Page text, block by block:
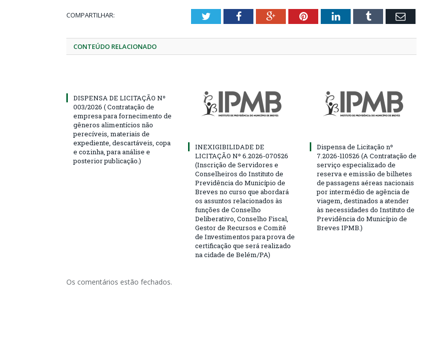
COMPARTILHAR: TwitterFacebookGoogle+PinterestLinkedInTumblr Email
CONTEÚDO RELACIONADO
DISPENSA DE LICITAÇÃO Nº
003/2026 ( Contratação de
empresa para fornecimento de
gêneros alimentícios não
perecíveis, materiais de
expediente, descartáveis, copa
e cozinha, para análise e
posterior publicação.)
INEXIGIBILIDADE DE
LICITAÇÃO Nº 6.2026-070526
(Inscrição de Servidores e
Conselheiros do Instituto de
Previdência do Município de
Breves no curso que abordará
os assuntos relacionados às
funções de Conselho
Deliberativo, Conselho Fiscal,
Gestor de Recursos e Comitê
de Investimentos para prova de
certificação que será realizado
na cidade de Belém/PA)
Dispensa de Licitação nº
7.2026-110526 (A Contratação de
serviço especializado de
reserva e emissão de bilhetes
de passagens aéreas nacionais
por intermédio de agência de
viagem, destinados a atender
às necessidades do Instituto de
Previdência do Município de
Breves IPMB.)
Os comentários estão fechados.